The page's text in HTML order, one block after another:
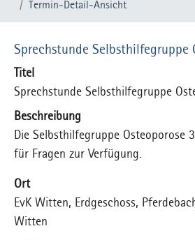
Termin-Detail-Ansicht
Sprechstunde Selbsthilfegruppe
Titel
Sprechstunde Selbsthilfegruppe
Beschreibung
Die Selbsthilfegruppe Osteoporose
für Fragen zur Verfügung.
Ort
EvK Witten, Erdgeschoss,
Witten